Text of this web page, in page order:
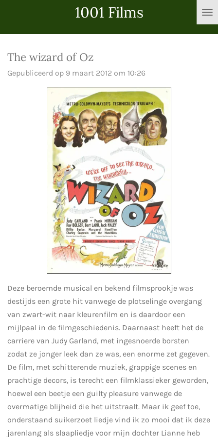
hoofdinhoud
1001 Films
The wizard of Oz
Gepubliceerd op 9 maart 2012 om 10:26
Deze beroemde musical en bekend filmsprookje was
destijds een grote hit vanwege de plotselinge overgang
van zwart-wit naar kleurenfilm en is daardoor een
mijlpaal in de filmgeschiedenis. Daarnaast heeft het de
carriere van Judy Garland, met ingesnoerde borsten
zodat ze jonger leek dan ze was, een enorme zet gegeven.
De film, met schitterende muziek, grappige scenes en
prachtige decors, is terecht een filmklassieker geworden,
hoewel een beetje een guilty pleasure vanwege de
overmatige blijheid die het uitstraalt. Maar ik geef toe,
onderstaand suikerzoet liedje vind ik zo mooi dat ik deze
jarenlang als slaapliedje voor mijn dochter Lianne heb